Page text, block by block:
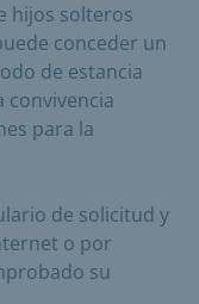
hijos solteros
conceder un
de estancia
convivencia
para la
de solicitud y
o por
su